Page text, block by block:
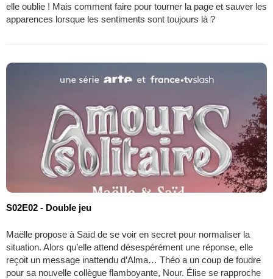
elle oublie ! Mais comment faire pour tourner la page et sauver les
apparences lorsque les sentiments sont toujours là ?
S02E02 - Double jeu
Maëlle propose à Saïd de se voir en secret pour normaliser la
situation. Alors qu’elle attend désespérément une réponse, elle
reçoit un message inattendu d’Alma… Théo a un coup de foudre
pour sa nouvelle collègue flamboyante, Nour. Élise se rapproche